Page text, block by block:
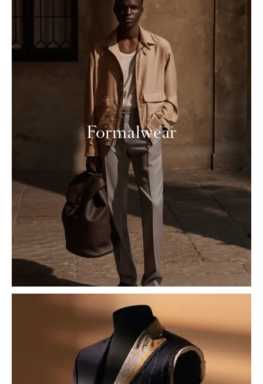
Formalwear